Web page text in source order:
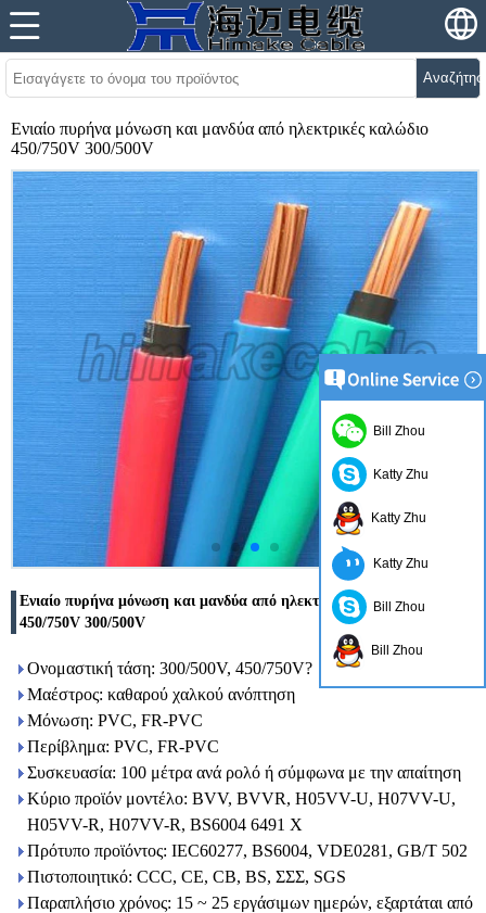
Ενιαίο πυρήνα μόνωση και μανδύα από ηλεκτρικές καλώδιο
450/750V 300/500V
Ενιαίο πυρήνα μόνωση και μανδύα από ηλεκτρικές καλώδιο
450/750V 300/500V
Ονομαστική τάση: 300/500V, 450/750V?
Μαέστρος: καθαρού χαλκού ανόπτηση
Μόνωση: PVC, FR-PVC
Περίβλημα: PVC, FR-PVC
Συσκευασία: 100 μέτρα ανά ρολό ή σύμφωνα με την απαίτηση
Κύριο προϊόν μοντέλο: BVV, BVVR, H05VV-U, H07VV-U,
H05VV-R, H07VV-R, BS6004 6491 X
Πρότυπο προϊόντος: IEC60277, BS6004, VDE0281, GB/T 502
Πιστοποιητικό: CCC, CE, CB, BS, ΣΣΣ, SGS
Παραπλήσιο χρόνος: 15 ~ 25 εργάσιμων ημερών, εξαρτάται από
Bill Zhou
Katty Zhu
Katty Zhu
Katty Zhu
Bill Zhou
Bill Zhou